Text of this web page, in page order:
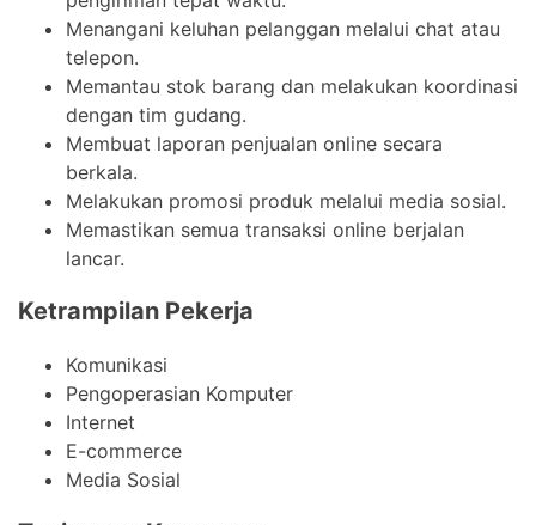
Menangani keluhan pelanggan melalui chat atau
telepon.
Memantau stok barang dan melakukan koordinasi
dengan tim gudang.
Membuat laporan penjualan online secara
berkala.
Melakukan promosi produk melalui media sosial.
Memastikan semua transaksi online berjalan
lancar.
Ketrampilan Pekerja
Komunikasi
Pengoperasian Komputer
Internet
E-commerce
Media Sosial